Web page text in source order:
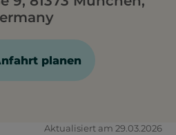
planen
Aktualisiert am 29.03.2026